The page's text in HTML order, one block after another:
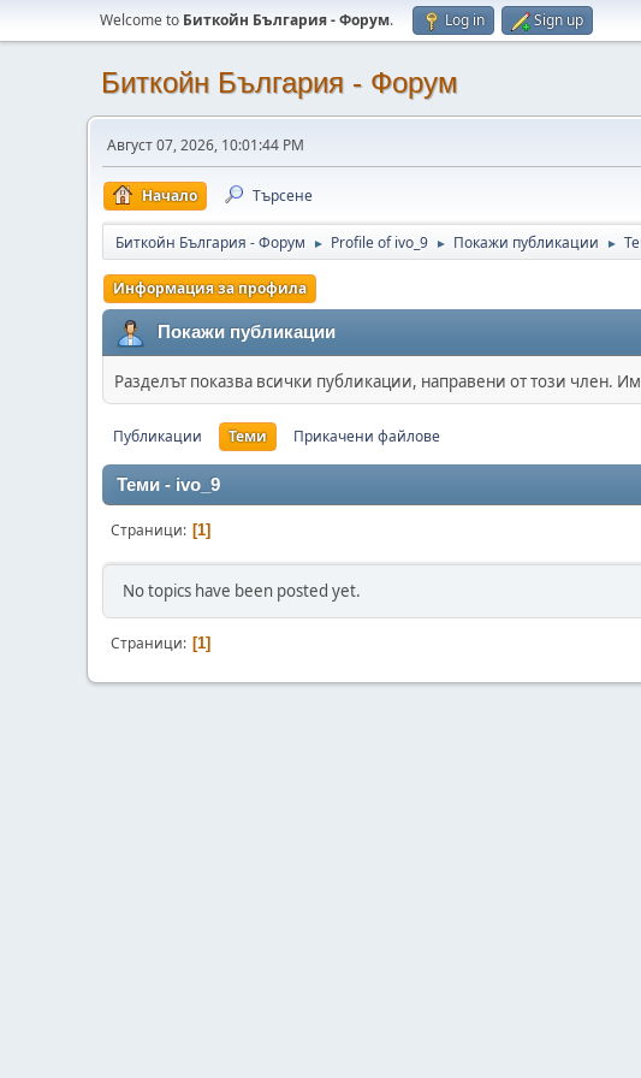
Welcome to Биткойн България - Форум. Log in Sign up
Биткойн България - Форум
Август 07, 2026, 10:01:44 PM
Начало Търсене
Биткойн България - Форум ► Profile of ivo_9 ► Покажи публикации ►
Информация за профила
Покажи публикации
Разделът показва всички публикации, направени от този
Публикации Теми Прикачени файлове
Теми - ivo_9
Страници 1
No topics have been posted yet.
Страници 1